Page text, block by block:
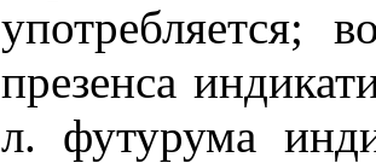
употребляется;
презенса
л. футурума